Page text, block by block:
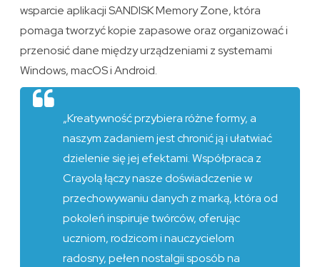
wsparcie aplikacji SANDISK Memory Zone, która
pomaga tworzyć kopie zapasowe oraz organizować i
przenosić dane między urządzeniami z systemami
Windows, macOS i Android.
„Kreatywność przybiera różne formy, a
naszym zadaniem jest chronić ją i ułatwiać
dzielenie się jej efektami. Współpraca z
Crayolą łączy nasze doświadczenie w
przechowywaniu danych z marką, która od
pokoleń inspiruje twórców, oferując
uczniom, rodzicom i nauczycielom
radosny, pełen nostalgii sposób na